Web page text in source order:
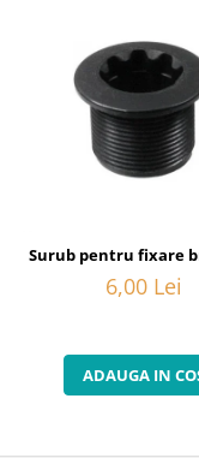
Surub pentru fixare
6,00 Lei
ADAUGA IN